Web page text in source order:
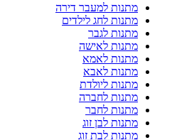
מתנות למעבר דירה
מתנות לחג לילדים
מתנות לגבר
מתנות לאישה
מתנות לאמא
מתנות לאבא
מתנות ליולדת
מתנות לחברה
מתנות לחבר
מתנות לבן זוג
מתנות לבת זוג